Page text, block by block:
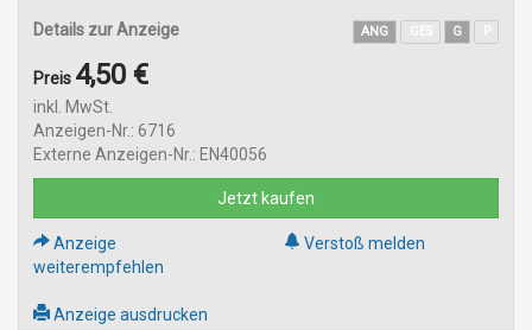
Details zur Anzeige ANG G
Preis 4,50 €
inkl. MwSt.
Anzeigen-Nr.: 6716
Externe Anzeigen-Nr.: EN40056
Jetzt kaufen
Anzeige
weiterempfehlen
Verstoß melden
Anzeige ausdrucken